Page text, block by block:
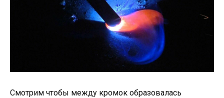
Смотрим чтобы между кромок образовалась